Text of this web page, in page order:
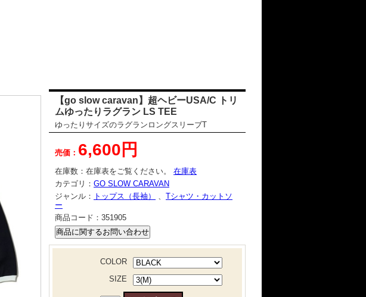
【go slow caravan】超ヘビーUSA/C トリ
ムゆったりラグラン LS TEE
ゆったりサイズのラグランロングスリーブT
売価： 6,600円
在庫数： 在庫表をご覧ください。
在庫表
カテゴリ： GO SLOW CARAVAN
ジャンル： トップス（長袖） 、 Tシャツ・カットソ
ー
商品コード： 351905
COLOR
SIZE